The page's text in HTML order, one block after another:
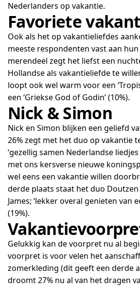
Nederlanders op vakantie.
Favoriete
Ook als het op vakantieliefdes
meeste respondenten vast aan
merendeel zegt het liefst een
Hollandse als vakantieliefde te
loopt ook wel warm voor een
een ‘Griekse God of Godin’ (10%).
Nick & Simon
Nick en Simon blijken een geliefd
26% zegt met het duo op vakantie
‘gezellig samen Nederlandse
met ons kersverse nieuwe
wel eens een vakantie willen
derde plaats staat het duo
James; ‘lekker overal genieten van
(19%).
Gelukkig kan de voorpret nu al
voorpret is voor velen het
zomerkleding (dit geeft een derde
droomt 27% nu al van het dragen